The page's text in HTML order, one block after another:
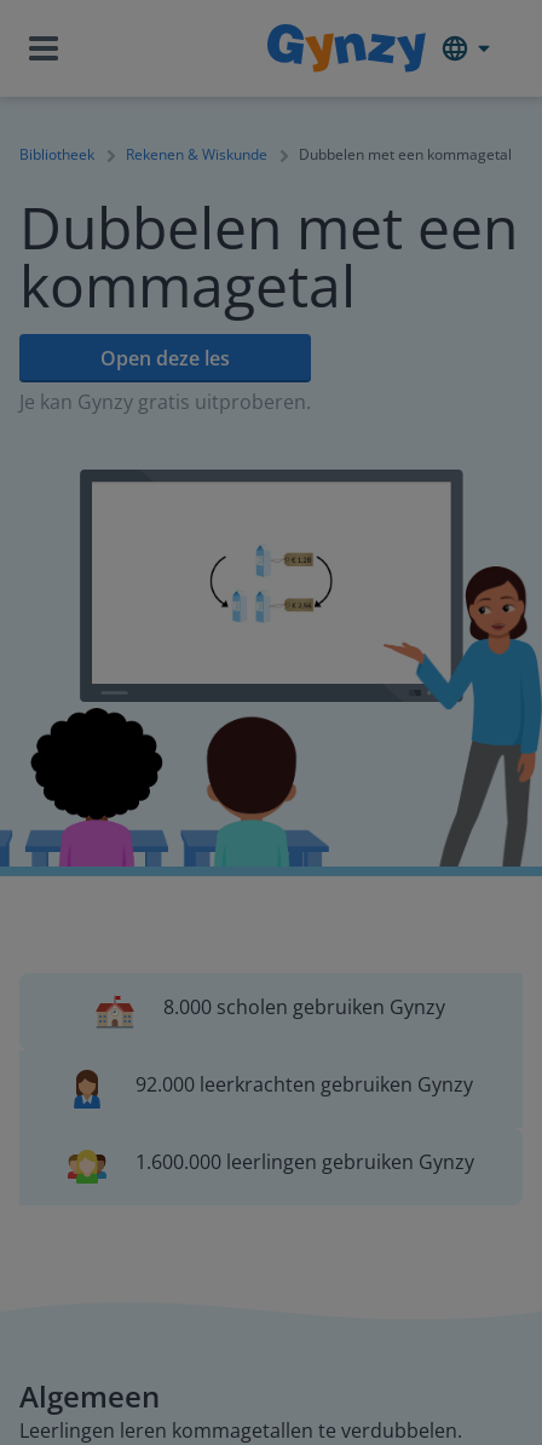
Bibliotheek Rekenen & Wiskunde Dubbelen met een kommagetal
Dubbelen met een
kommagetal
Open deze les
Je kan Gynzy gratis uitproberen.
8.000 scholen gebruiken Gynzy
92.000 leerkrachten gebruiken Gynzy
1.600.000 leerlingen gebruiken Gynzy
Algemeen
Leerlingen leren kommagetallen te verdubbelen.